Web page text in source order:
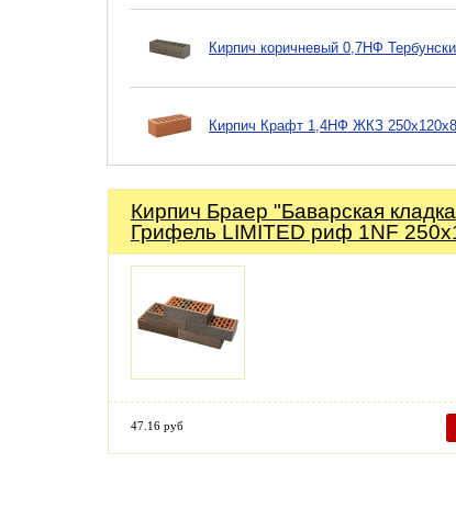
Кирпич коричневый 0,7НФ
Кирпич Крафт 1,4НФ ЖКЗ
Кирпич Браер "Баварская
Грифель LIMITED риф 1NF
47.16 руб